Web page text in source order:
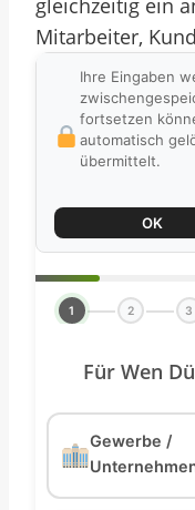
gleichzeitig ein
Mitarbeiter,
Ihre Eingaben
fortsetzen
automatisch
übermittelt.
OK
1 2 3
Für Wen
Gewerbe /